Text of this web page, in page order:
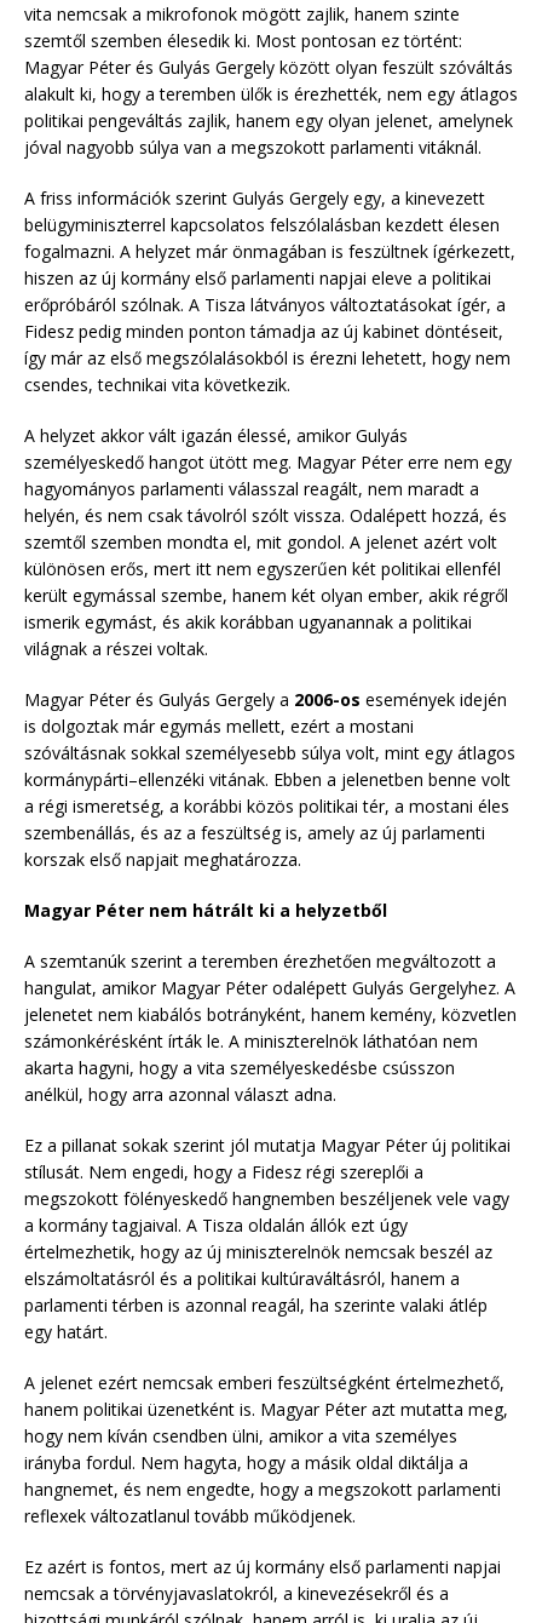
vita nemcsak a mikrofonok mögött zajlik, hanem szinte
szemtől szemben élesedik ki. Most pontosan ez történt:
Magyar Péter és Gulyás Gergely között olyan feszült szóváltás
alakult ki, hogy a teremben ülők is érezhették, nem egy átlagos
politikai pengeváltás zajlik, hanem egy olyan jelenet, amelynek
jóval nagyobb súlya van a megszokott parlamenti vitáknál.
A friss információk szerint Gulyás Gergely egy, a kinevezett
belügyminiszterrel kapcsolatos felszólalásban kezdett élesen
fogalmazni. A helyzet már önmagában is feszültnek ígérkezett,
hiszen az új kormány első parlamenti napjai eleve a politikai
erőpróbáról szólnak. A Tisza látványos változtatásokat ígér, a
Fidesz pedig minden ponton támadja az új kabinet döntéseit,
így már az első megszólalásokból is érezni lehetett, hogy nem
csendes, technikai vita következik.
A helyzet akkor vált igazán élessé, amikor Gulyás
személyeskedő hangot ütött meg. Magyar Péter erre nem egy
hagyományos parlamenti válasszal reagált, nem maradt a
helyén, és nem csak távolról szólt vissza. Odalépett hozzá, és
szemtől szemben mondta el, mit gondol. A jelenet azért volt
különösen erős, mert itt nem egyszerűen két politikai ellenfél
került egymással szembe, hanem két olyan ember, akik régről
ismerik egymást, és akik korábban ugyanannak a politikai
világnak a részei voltak.
Magyar Péter és Gulyás Gergely a 2006-os események idején
is dolgoztak már egymás mellett, ezért a mostani
szóváltásnak sokkal személyesebb súlya volt, mint egy átlagos
kormánypárti–ellenzéki vitának. Ebben a jelenetben benne volt
a régi ismeretség, a korábbi közös politikai tér, a mostani éles
szembenállás, és az a feszültség is, amely az új parlamenti
korszak első napjait meghatározza.
Magyar Péter nem hátrált ki a helyzetből
A szemtanúk szerint a teremben érezhetően megváltozott a
hangulat, amikor Magyar Péter odalépett Gulyás Gergelyhez. A
jelenetet nem kiabálós botrányként, hanem kemény, közvetlen
számonkérésként írták le. A miniszterelnök láthatóan nem
akarta hagyni, hogy a vita személyeskedésbe csússzon
anélkül, hogy arra azonnal választ adna.
Ez a pillanat sokak szerint jól mutatja Magyar Péter új politikai
stílusát. Nem engedi, hogy a Fidesz régi szereplői a
megszokott fölényeskedő hangnemben beszéljenek vele vagy
a kormány tagjaival. A Tisza oldalán állók ezt úgy
értelmezhetik, hogy az új miniszterelnök nemcsak beszél az
elszámoltatásról és a politikai kultúraváltásról, hanem a
parlamenti térben is azonnal reagál, ha szerinte valaki átlép
egy határt.
A jelenet ezért nemcsak emberi feszültségként értelmezhető,
hanem politikai üzenetként is. Magyar Péter azt mutatta meg,
hogy nem kíván csendben ülni, amikor a vita személyes
irányba fordul. Nem hagyta, hogy a másik oldal diktálja a
hangnemet, és nem engedte, hogy a megszokott parlamenti
reflexek változatlanul tovább működjenek.
Ez azért is fontos, mert az új kormány első parlamenti napjai
nemcsak a törvényjavaslatokról, a kinevezésekről és a